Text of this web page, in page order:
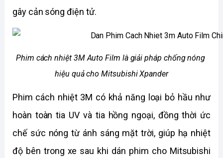
gây cản sóng điện tử.
Phim cách nhiệt 3M Auto Film là giải pháp chống nóng
hiệu quả cho Mitsubishi Xpander
Phim cách nhiệt 3M có khả năng loại bỏ hầu như
hoàn toàn tia UV và tia hồng ngoại, đồng thời ức
chế sức nóng từ ánh sáng mặt trời, giúp hạ nhiệt
độ bên trong xe sau khi dán phim cho Mitsubishi